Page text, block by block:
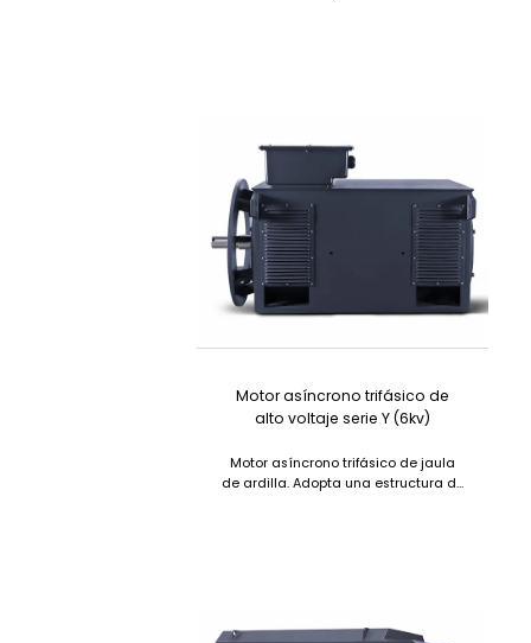
Motor asíncrono trifásico de
alto voltaje serie Y (6kv)
Motor asíncrono trifásico de jaula
de ardilla. Adopta una estructura de